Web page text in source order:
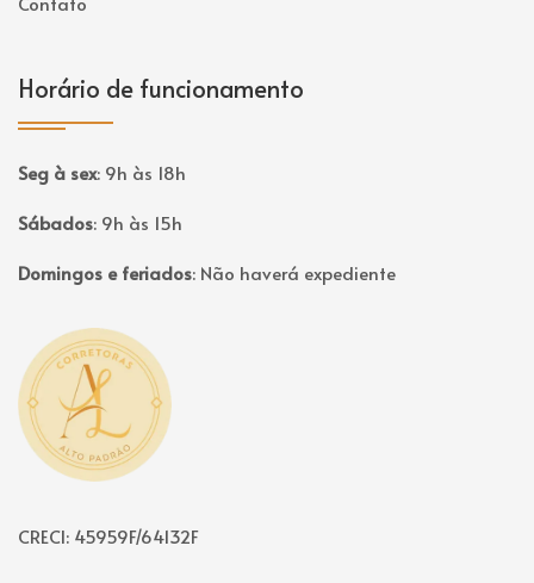
Horário de funcionamento
Seg à sex: 9h às 18h
Sábados: 9h às 15h
Domingos e feriados: Não haverá expediente
Página inicial
CRECI: 45959F/64132F